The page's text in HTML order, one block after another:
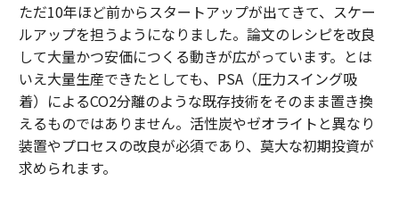
ただ10年ほど前からスタートアップが出てきて、スケー
ルアップを担うようになりました。論文のレシピを改良
して大量かつ安価につくる動きが広がっています。とは
いえ大量生産できたとしても、PSA（圧力スイング吸
着）によるCO2分離のような既存技術をそのまま置き換
えるものではありません。活性炭やゼオライトと異なり
装置やプロセスの改良が必須であり、莫大な初期投資が
求められます。